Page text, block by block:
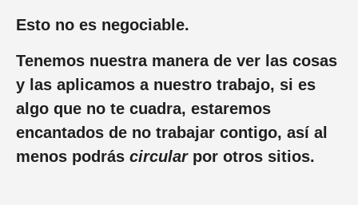
Esto no es negociable.
Tenemos nuestra manera de ver las cosas
y las aplicamos a nuestro trabajo, si es
algo que no te cuadra, estaremos
encantados de no trabajar contigo, así al
menos podrás circularpor otros sitios.